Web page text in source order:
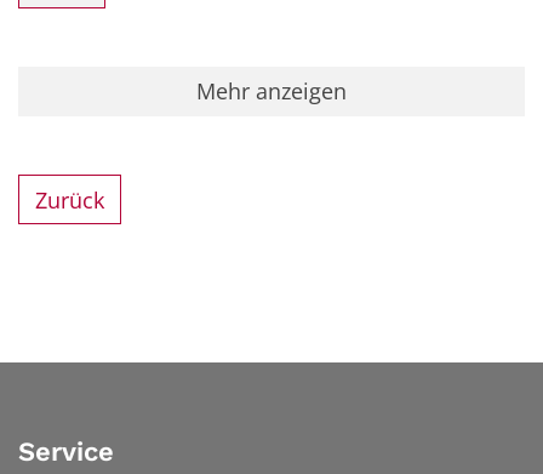
Mehr anzeigen
Zurück
Service